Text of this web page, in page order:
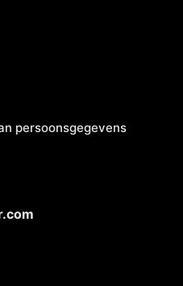
persoonsgegevens